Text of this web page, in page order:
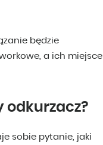
będzie
a ich miejsce
odkurzacz?
sobie pytanie, jaki